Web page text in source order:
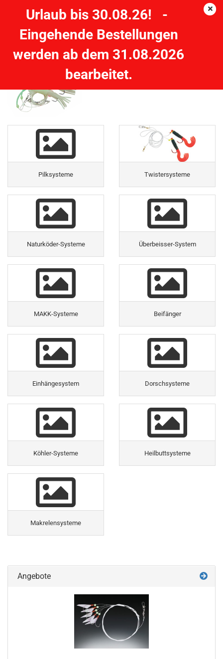
Urlaub bis 30.08.26! -
Eingehende Bestellungen
werden ab dem 31.08.2026
bearbeitet.
Pilksysteme Twistersysteme
Naturköder-Systeme Überbeisser-System
MAKK-Systeme Beifänger
Einhängesystem Dorschsysteme
Köhler-Systeme Heilbuttsysteme
Makrelensysteme
Angebote